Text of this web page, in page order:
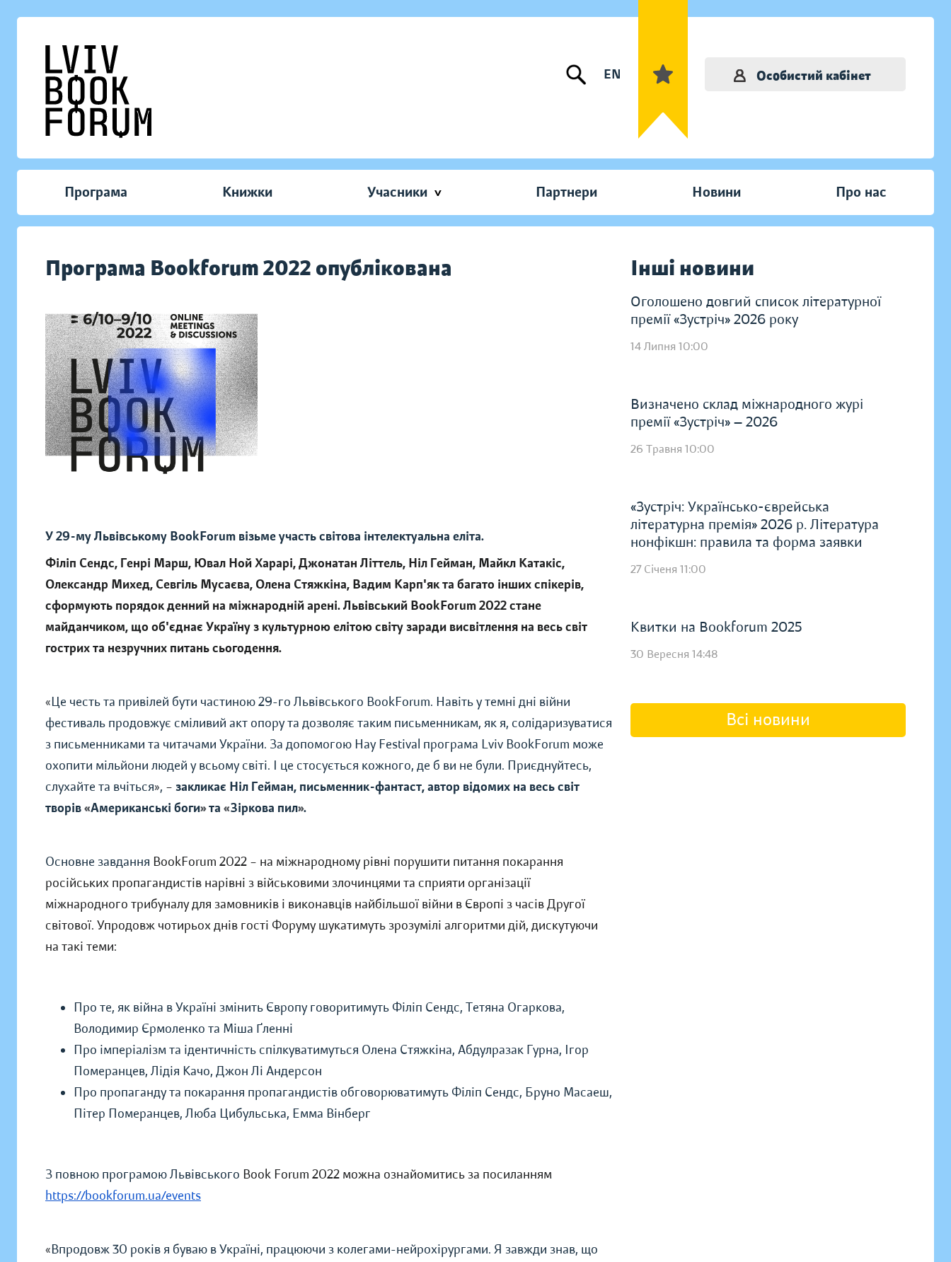
EN Особистий кабінет
Програма Книжки Учасники Партнери Новини Про нас
Програма Bookforum 2022 опублікована Інші новини
У 29-му Львівському BookForum візьме участь світова інтелектуальна еліта.
Філіп Сендс, Генрі Марш, Ювал Ной Харарі, Джонатан Літтель, Ніл Гейман, Майкл Катакіс,
Олександр Михед, Севгіль Мусаєва, Олена Стяжкіна, Вадим Карп'як та багато інших спікерів,
сформують порядок денний на міжнародній арені. Львівський BookForum 2022 стане
майданчиком, що об'єднає Україну з культурною елітою світу заради висвітлення на весь світ
гострих та незручних питань сьогодення.
«Це честь та привілей бути частиною 29-го Львівського BookForum. Навіть у темні дні війни
фестиваль продовжує сміливий акт опору та дозволяє таким письменникам, як я, солідаризуватися
з письменниками та читачами України. За допомогою Hay Festival програма Lviv BookForum може
охопити мільйони людей у ​​всьому світі. І це стосується кожного, де б ви не були. Приєднуйтесь,
слухайте та вчіться», – закликає Ніл Гейман, письменник-фантаст, автор відомих на весь світ
творів«Американські боги»та «Зіркова пил».
Основне завдання BookForum 2022 – на міжнародному рівні порушити питання покарання
російських пропагандистів нарівні з військовими злочинцями та сприяти організації
міжнародного трибуналу для замовників і виконавців найбільшої війни в Європі з часів Другої
світової. Упродовж чотирьох днів гості Форуму шукатимуть зрозумілі алгоритми дій, дискутуючи
на такі теми:
Про те, як війна в Україні змінить Європу говоритимуть Філіп Сендс, Тетяна Огаркова,
Володимир Єрмоленко та Міша Ґленні
Про імперіалізм та ідентичність спілкуватимуться Олена Стяжкіна, Абдулразак Гурна, Ігор
Померанцев, Лідія Качо, Джон Лі Андерсон
Про пропаганду та покарання пропагандистів обговорюватимуть Філіп Сендс, Бруно Масаеш,
Пітер Померанцев, Люба Цибульська, Емма Вінберг
З повною програмоюЛьвівського Book Forum 2022 можна ознайомитись за посиланням
https://bookforum.ua/events
«Впродовж 30 років я буваю в Україні, працюючи з колегами-нейрохірургами. Я завжди знав, що
Оголошено довгий список літературної
премії «Зустріч» 2026 року
14 Липня 10:00
Визначено склад міжнародного журі
премії «Зустріч» — 2026
26 Травня 10:00
«Зустріч: Українсько-єврейська
літературна премія» 2026 р. Література
нонфікшн: правила та форма заявки
27 Січеня 11:00
Квитки на Bookforum 2025
30 Вересня 14:48
Всі новини